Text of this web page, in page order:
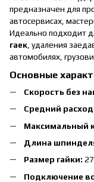
предназначен для
автосервисах,
Идеально подходит
гаек , удаления
автомобилях,
Основные
Скорость без
Средний расход
Максимальный
Длина
Размер гайки:
Подключение